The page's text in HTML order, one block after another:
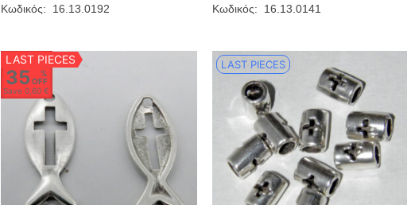
Κωδικός: 16.13.0192
Κωδικός: 16.13.0141
LAST PIECES
35
%
OFF
Save0,60 €
LAST PIECES